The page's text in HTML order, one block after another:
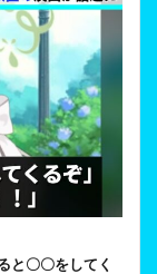
と〇〇をしてく